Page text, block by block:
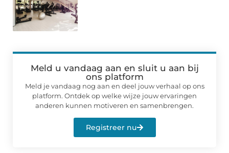
Meld u vandaag aan en sluit u aan bij
ons platform
Meld je vandaag nog aan en deel jouw verhaal op ons
platform. Ontdek op welke wijze jouw ervaringen
anderen kunnen motiveren en samenbrengen.
Registreer nu